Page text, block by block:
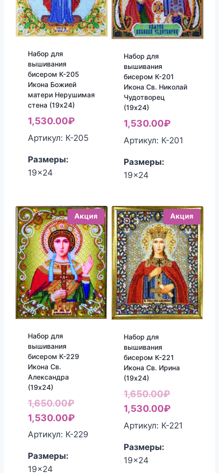
Набор для
вышивания
бисером К-205
Икона Божией
матери Нерушимая
стена (19х24)
1,530.00₽
Артикул: К-205
Размеры:
19x24
Набор для
вышивания
бисером К-201
Икона Св. Николай
Чудотворец
(19х24)
1,530.00₽
Артикул: К-201
Размеры:
19x24
Акция
Набор для
вышивания
бисером К-229
Икона Св.
Александра
(19х24)
1,650.00₽Первоначальная
цена
составляла
1,530.00₽Текущая
цена:
Артикул: К-229
Размеры:
19x24
Акция
Набор для
вышивания
бисером К-221
Икона Св. Ирина
(19х24)
1,650.00₽
цена
1,530.00₽Текущая
цена:
Артикул: К-221
Размеры:
19x24